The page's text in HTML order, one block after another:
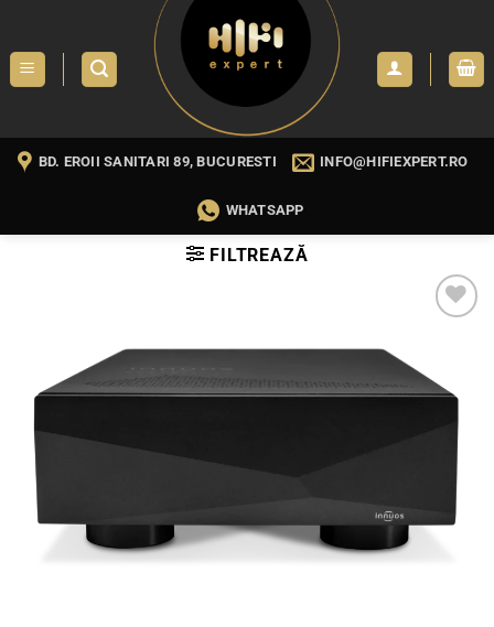
content
BD. EROII SANITARI 89, BUCURESTI INFO@HIFIEXPERT.RO
WHATSAPP
FILTREAZĂ